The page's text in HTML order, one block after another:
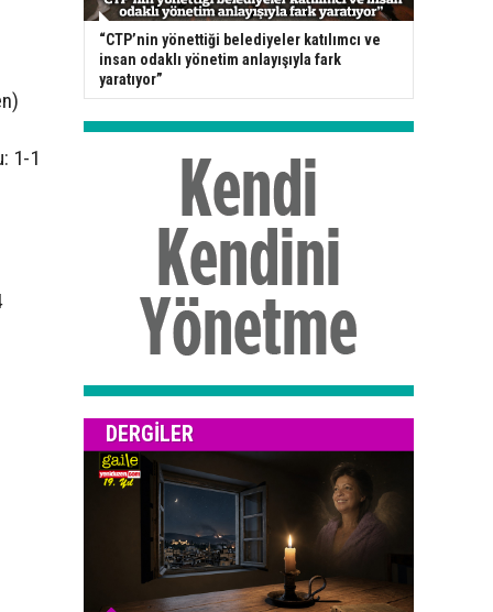
1-1
“CTP’nin yönettiği belediyeler katılımcı ve
insan odaklı yönetim anlayışıyla fark
yaratıyor”
DERGILER